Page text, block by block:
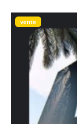
vente